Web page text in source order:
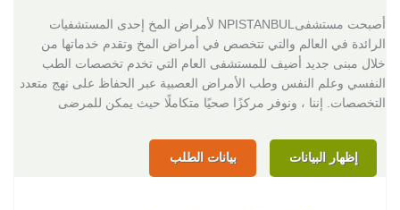
أصبحت مستشفىNPISTANBUL لأمراض المخ إحدى المستشفيات
الرائدة في العالم والتي تتخصص في أمراض المخ وتقدم خدماتها من
خلال مبنى جديد أضيف للمستشفى العام التي تخدم تخصصات الطب
النفسي وعلم النفس وطب الأمراض العصبية عبر الحفاظ على نهج متعدد
التخصصات. إننا ، ونوفر مركزًا صحيًا متكاملًا حيث يمكن للمرضى
إظهار البيانات بيانات الطلب